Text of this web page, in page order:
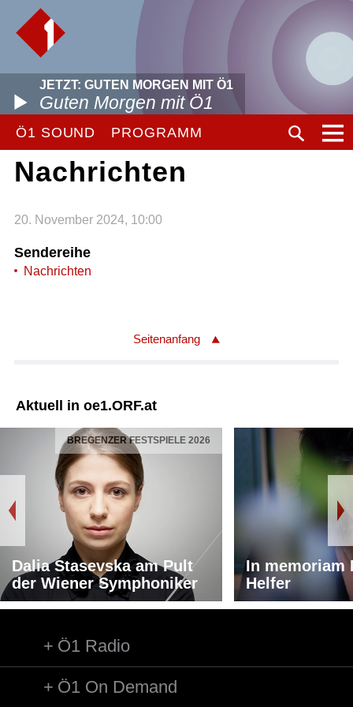
JETZT: GUTEN MORGEN MIT Ö1
Guten Morgen mit Ö1
Ö1 SOUND PROGRAMM
Nachrichten
20. November 2024, 10:00
Sendereihe
Nachrichten
Seitenanfang
Aktuell in oe1.ORF.at
BREGENZER FESTSPIELE 2026
Dalia Stasevska am Pult
der Wiener Symphoniker
In memoriam
Helfer
Ö1 Radio
Ö1 On Demand